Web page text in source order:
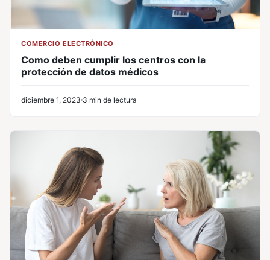
COMERCIO ELECTRÓNICO
Como deben cumplir los centros con la
protección de datos médicos
diciembre 1, 2023 3 min de lectura